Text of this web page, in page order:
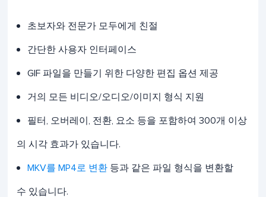
초보자와 전문가 모두에게 친절
간단한 사용자 인터페이스
GIF 파일을 만들기 위한 다양한 편집 옵션 제공
거의 모든 비디오/오디오/이미지 형식 지원
필터, 오버레이, 전환, 요소 등을 포함하여 300개 이상
의 시각 효과가 있습니다.
MKV를 MP4로 변환 등과 같은 파일 형식을 변환할
수 있습니다.